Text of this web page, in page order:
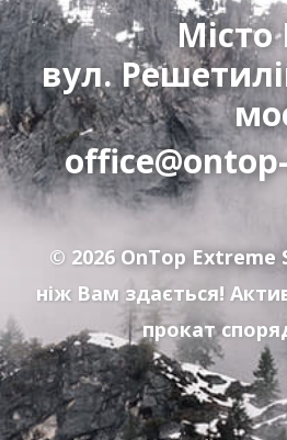
вул.
© 2026 OnTop Extreme
ніж Вам здається!
прокат